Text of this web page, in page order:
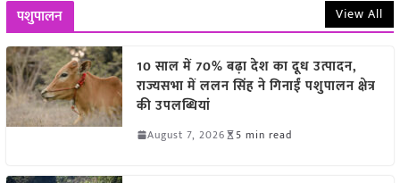
पशुपालन View All
10 साल में 70% बढ़ा देश का दूध उत्पादन,
राज्यसभा में ललन सिंह ने गिनाईं पशुपालन क्षेत्र
की उपलब्धियां
August 7, 2026 5 min read